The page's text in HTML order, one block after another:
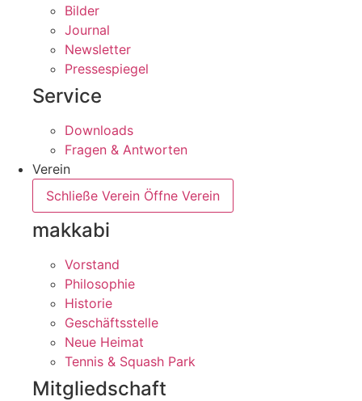
Bilder
Journal
Newsletter
Pressespiegel
Service
Downloads
Fragen & Antworten
Verein
Schließe Verein Öffne Verein
makkabi
Vorstand
Philosophie
Historie
Geschäftsstelle
Neue Heimat
Tennis & Squash Park
Mitgliedschaft